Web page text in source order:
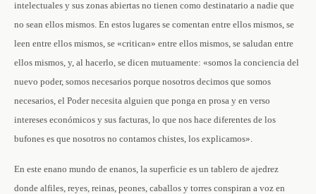
intelectuales y sus zonas abiertas no tienen como destinatario a nadie que
no sean ellos mismos. En estos lugares se comentan entre ellos mismos, se
leen entre ellos mismos, se «critican» entre ellos mismos, se saludan entre
ellos mismos, y, al hacerlo, se dicen mutuamente: «somos la conciencia del
nuevo poder, somos necesarios porque nosotros decimos que somos
necesarios, el Poder necesita alguien que ponga en prosa y en verso
intereses económicos y sus facturas, lo que nos hace diferentes de los
bufones es que nosotros no contamos chistes, los explicamos».
En este enano mundo de enanos, la superficie es un tablero de ajedrez
donde alfiles, reyes, reinas, peones, caballos y torres conspiran a voz en